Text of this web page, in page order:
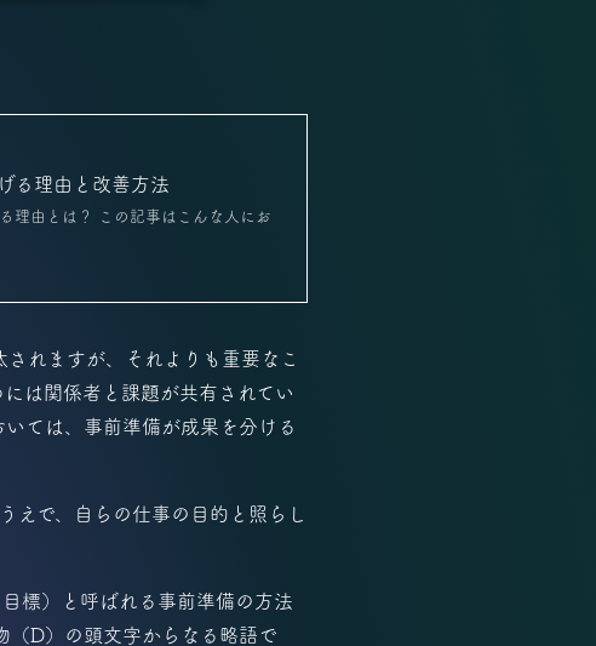
る理由と改善方法
理由とは？ この記事はこんな人にお
れますが、それよりも重要なこ
は関係者と課題が共有されてい
ては、事前準備が成果を分ける
えで、自らの仕事の目的と照らし
標）と呼ばれる事前準備の方法
（D）の頭文字からなる略語で